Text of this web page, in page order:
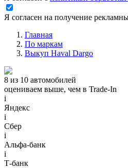
Я согласен на получение
Главная
По маркам
Выкуп Haval Dargo
8 из 10 автомобилей
оцениваем выше, чем в Trade‑In
i
Яндекс
i
Сбер
i
Альфа-банк
i
Т-банк